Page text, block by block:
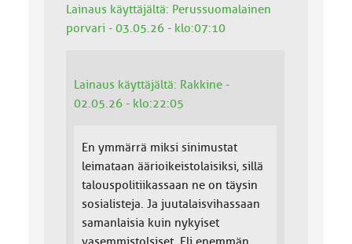
Lainaus käyttäjältä: Perussuomalainen
porvari - 03.05.26 - klo:07:10
Lainaus käyttäjältä: Rakkine -
02.05.26 - klo:22:05
En ymmärrä miksi sinimustat
leimataan äärioikeistolaisiksi, sillä
talouspolitiikassaan ne on täysin
sosialisteja. Ja juutalaisvihassaan
samanlaisia kuin nykyiset